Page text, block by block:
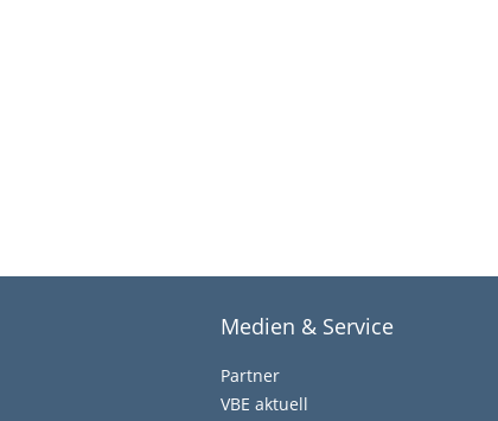
Medien & Service
Partner
VBE aktuell